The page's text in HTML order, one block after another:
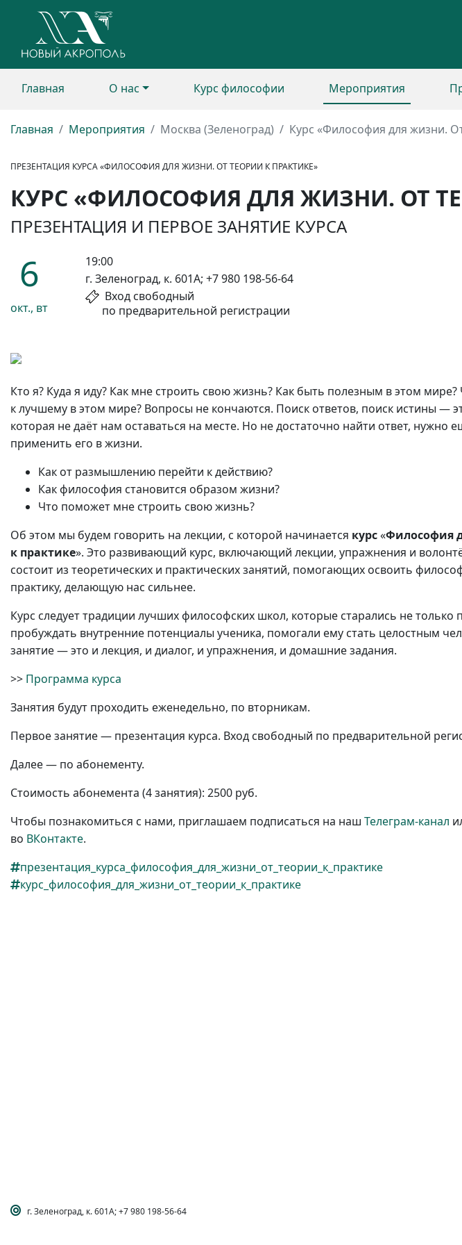
Главная О нас Курс философии Мероприятия
Главная Мероприятия Москва (Зеленоград) Курс «Философия для жизни.
ПРЕЗЕНТАЦИЯ КУРСА «ФИЛОСОФИЯ ДЛЯ ЖИЗНИ. ОТ ТЕОРИИ К ПРАКТИКЕ»
КУРС «ФИЛОСОФИЯ ДЛЯ ЖИЗНИ. ОТ
ПРЕЗЕНТАЦИЯ И ПЕРВОЕ ЗАНЯТИЕ КУРСА
6
окт., вт
19:00
г. Зеленоград, к. 601А; +7 980 198-56-64
Вход свободный
по предварительной регистрации
Кто я? Куда я иду? Как мне строить свою жизнь? Как быть полезным в этом
к лучшему в этом мире? Вопросы не кончаются. Поиск ответов, поиск истины —
которая не даёт нам оставаться на месте. Но не достаточно найти ответ, нужно
применить его в жизни.
Как от размышлению перейти к действию?
Как философия становится образом жизни?
Что поможет мне строить свою жизнь?
Об этом мы будем говорить на лекции, с которой начинается курс«Философия
к практике». Это развивающий курс, включающий лекции, упражнения и
состоит из теоретических и практических занятий, помогающих освоить
практику, делающую нас сильнее.
Курс следует традиции лучших философских школ, которые старались не только
пробуждать внутренние потенциалы ученика, помогали ему стать целостным
занятие — это и лекция, и диалог, и упражнения, и домашние задания.
>> Программа курса
Занятия будут проходить еженедельно, по вторникам.
Первое занятие — презентация курса. Вход свободный по предварительной
Далее — по абонементу.
Стоимость абонемента (4 занятия): 2500 руб.
Чтобы познакомиться с нами, приглашаем подписаться на наш Телеграм-канал
во ВКонтакте.
презентация_курса_философия_для_жизни_от_теории_к_практике
курс_философия_для_жизни_от_теории_к_практике
г. Зеленоград, к. 601А; +7 980 198-56-64